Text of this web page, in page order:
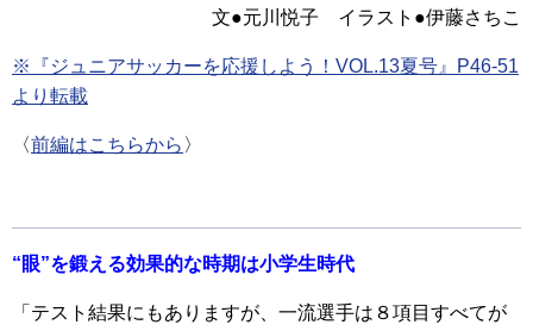
文●元川悦子 イラスト●伊藤さちこ
※『ジュニアサッカーを応援しよう！VOL.13夏号』P46-51
より転載
〈前編はこちらから 〉
“眼”を鍛える効果的な時期は小学生時代
「テスト結果にもありますが、一流選手は８項目すべてが